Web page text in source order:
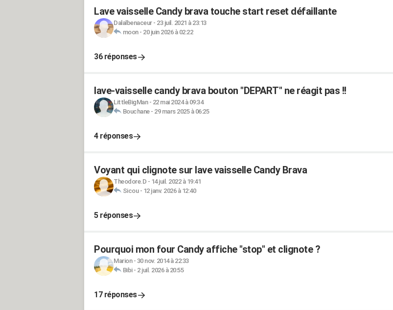
Lave vaisselle Candy brava touche start reset défaillante
Dalalbenaceur- 23 juil. 2021 à 23:13
moon- 20 juin 2026 à 02:22
36 réponses
lave-vaisselle candy brava bouton "DEPART" ne réagit pas !!
LittleBigMan- 22 mai 2024 à 09:34
Bouchane- 29 mars 2025 à 06:25
4 réponses
Voyant qui clignote sur lave vaisselle Candy Brava
Theodore.D - 14 juil. 2022 à 19:41
Sicou- 12 janv. 2026 à 12:40
5 réponses
Pourquoi mon four Candy affiche "stop" et clignote ?
Marion- 30 nov. 2014 à 22:33
Bibi- 2 juil. 2026 à 20:55
17 réponses